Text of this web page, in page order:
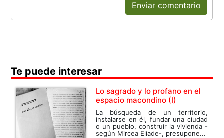
Enviar comentario
Te puede interesar
Lo sagrado y lo profano en el
espacio macondino (I)
La búsqueda de un territorio,
instalarse en él, fundar una ciudad
o un pueblo, construir la vivienda -
según Mircea Eliade-, presupone...